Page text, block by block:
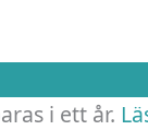
i ett år.